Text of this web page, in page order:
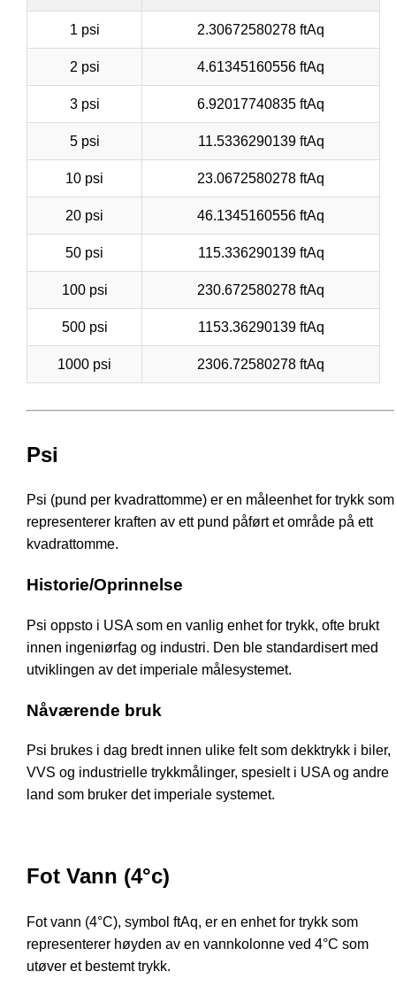
1 psi 2.30672580278 ftAq
2 psi 4.61345160556 ftAq
3 psi 6.92017740835 ftAq
5 psi 11.5336290139 ftAq
10 psi 23.0672580278 ftAq
20 psi 46.1345160556 ftAq
50 psi 115.336290139 ftAq
100 psi 230.672580278 ftAq
500 psi 1153.36290139 ftAq
1000 psi 2306.72580278 ftAq
Psi
Psi (pund per kvadrattomme) er en måleenhet for trykk som
representerer kraften av ett pund påført et område på ett
kvadrattomme.
Historie/Oprinnelse
Psi oppsto i USA som en vanlig enhet for trykk, ofte brukt
innen ingeniørfag og industri. Den ble standardisert med
utviklingen av det imperiale målesystemet.
Nåværende bruk
Psi brukes i dag bredt innen ulike felt som dekktrykk i biler,
VVS og industrielle trykkmålinger, spesielt i USA og andre
land som bruker det imperiale systemet.
Fot Vann (4°c)
Fot vann (4°C), symbol ftAq, er en enhet for trykk som
representerer høyden av en vannkolonne ved 4°C som
utøver et bestemt trykk.